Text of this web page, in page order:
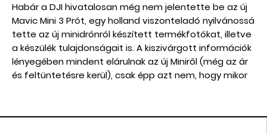
Habár a DJI hivatalosan még nem jelentette be az új
Mavic Mini 3 Prót, egy holland viszonteladó nyilvánossá
tette az új minidrónról készített termékfotókat, illetve
a készülék tulajdonságait is. A kiszivárgott információk
lényegében mindent elárulnak az új Miniről (még az ár
és feltüntetésre kerül), csak épp azt nem, hogy mikor